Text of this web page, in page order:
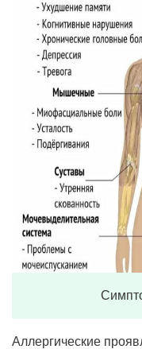
Аллергические